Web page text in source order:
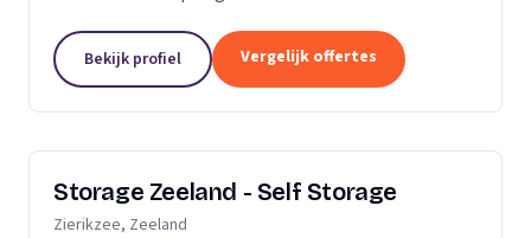
Bekijk profiel Vergelijk offertes
Storage Zeeland - Self Storage
Zierikzee, Zeeland